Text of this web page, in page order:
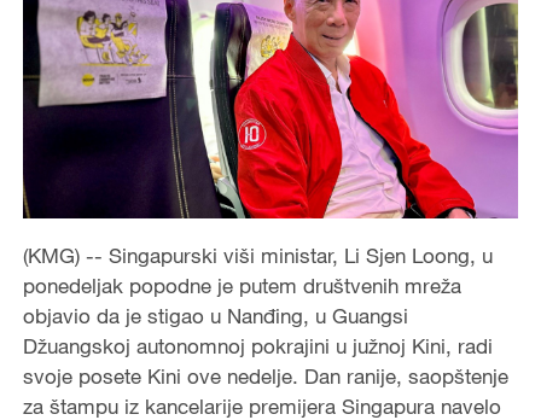
(KMG) -- Singapurski viši ministar, Li Sjen Loong, u
ponedeljak popodne je putem društvenih mreža
objavio da je stigao u Nanđing, u Guangsi
Džuangskoj autonomnoj pokrajini u južnoj Kini, radi
svoje posete Kini ove nedelje. Dan ranije, saopštenje
za štampu iz kancelarije premijera Singapura navelo